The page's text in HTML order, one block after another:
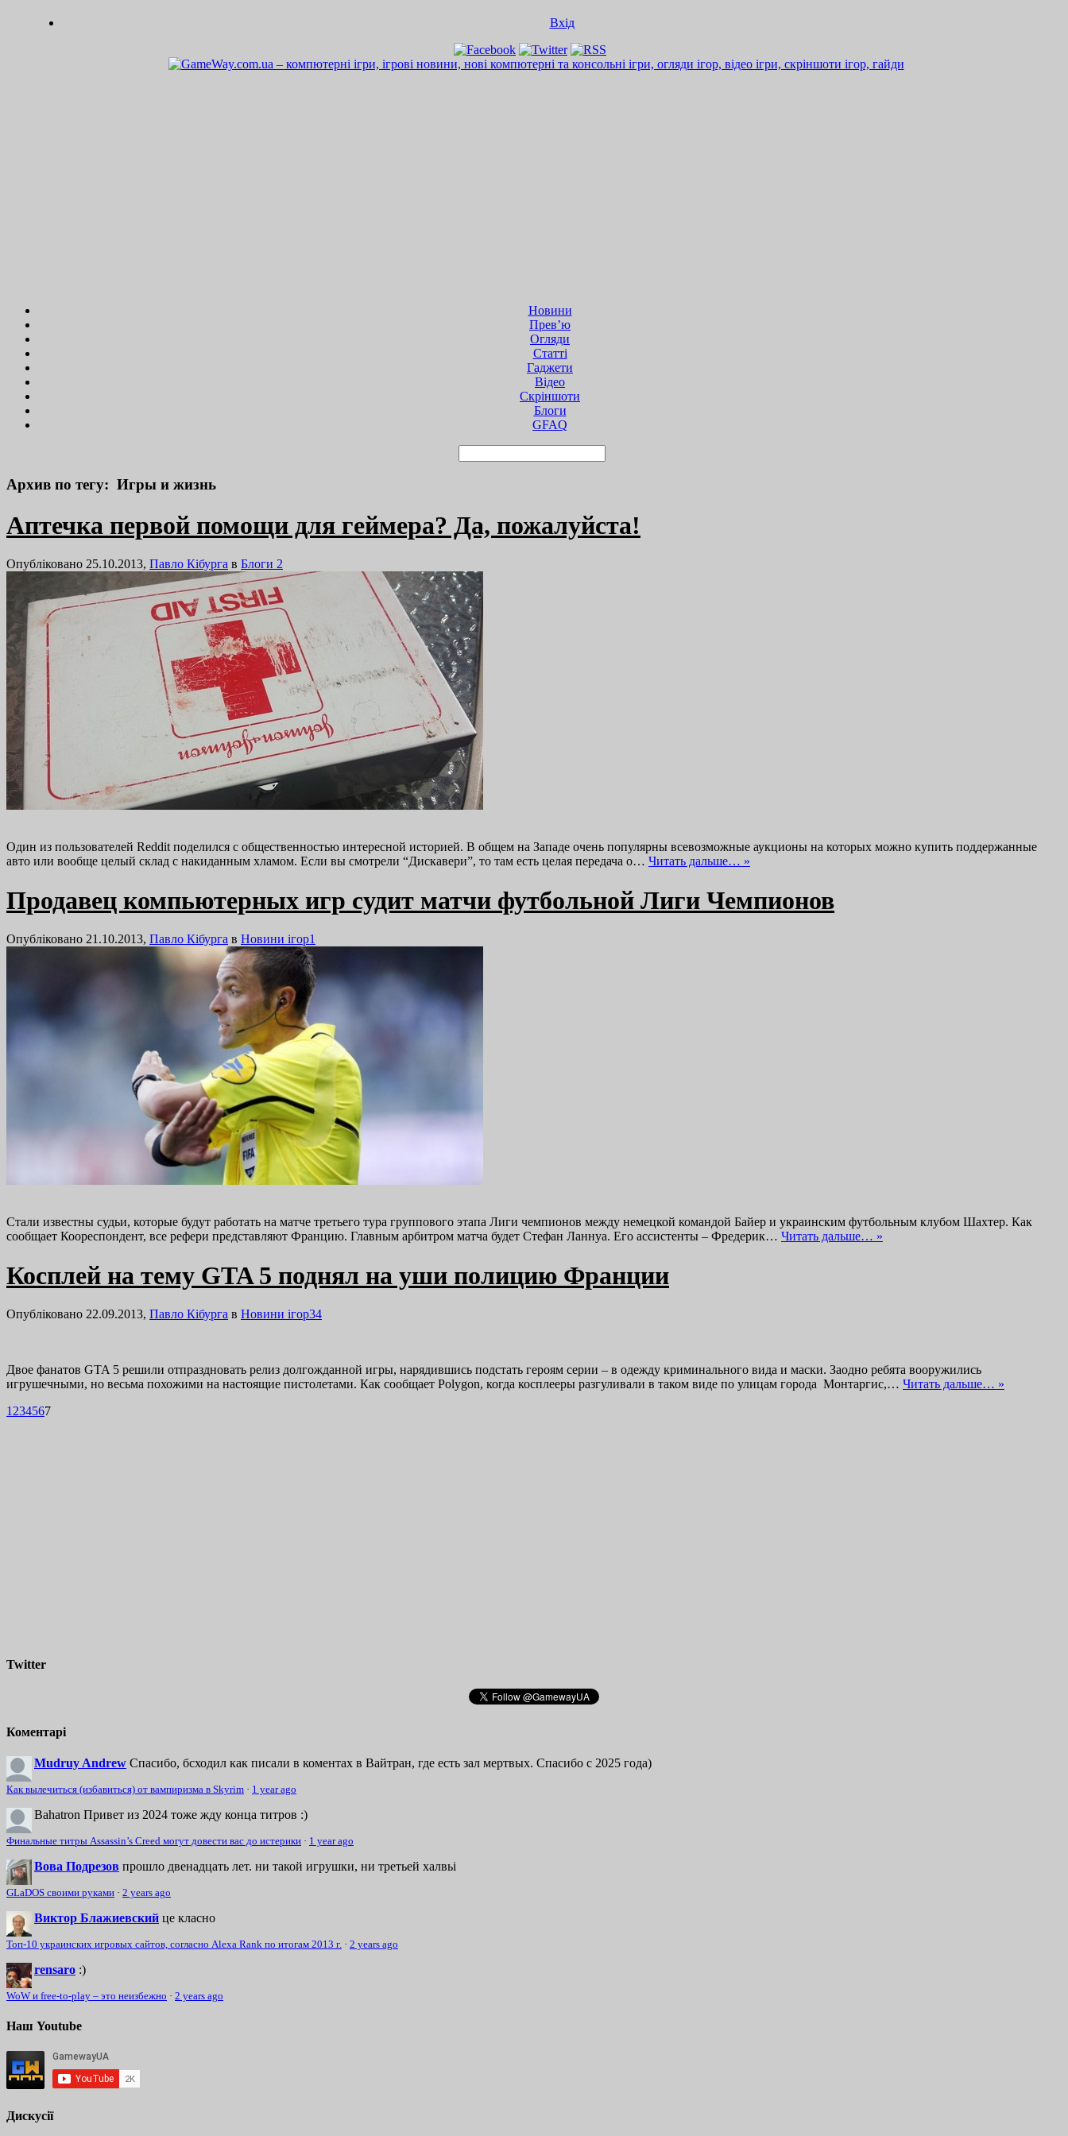
Вхід
Новини
Прев’ю
Огляди
Статті
Гаджети
Відео
Cкріншоти
Блоги
GFAQ
Архив по тегу: Игры и жизнь
Аптечка первой помощи для геймера? Да, пожалуйста!
Опубліковано 25.10.2013, Павло Кібурга в Блоги 2
Один из пользователей Reddit поделился с общественностью интересной историей. В общем на Западе очень популярны всевозможные аукционы на которых можно купить поддержанные
авто или вообще целый склад с накиданным хламом. Если вы смотрели “Дискавери”, то там есть целая передача о… Читать дальше… »
Продавец компьютерных игр судит матчи футбольной Лиги Чемпионов
Опубліковано 21.10.2013, Павло Кібурга в Новини ігор1
Стали известны судьи, которые будут работать на матче третьего тура группового этапа Лиги чемпионов между немецкой командой Байер и украинским футбольным клубом Шахтер. Как
сообщает Коореспондент, все рефери представляют Францию. Главным арбитром матча будет Стефан Ланнуа. Его ассистенты – Фредерик… Читать дальше… »
Косплей на тему GTA 5 поднял на уши полицию Франции
Опубліковано 22.09.2013, Павло Кібурга в Новини ігор34
Двое фанатов GTA 5 решили отпраздновать релиз долгожданной игры, нарядившись подстать героям серии – в одежду криминального вида и маски. Заодно ребята вооружились
игрушечными, но весьма похожими на настоящие пистолетами. Как сообщает Polygon, когда косплееры разгуливали в таком виде по улицам города Монтаргис,… Читать дальше… »
1 234567
Twitter
Коментарі
Mudruy Andrew Спасибо, бсходил как писали в коментах в Вайтран, где есть зал мертвых. Спасибо с 2025 года)
Как вылечиться (избавиться) от вампиризма в Skyrim · 1 year ago
Bahatron Привет из 2024 тоже жду конца титров :)
Финальные титры Assassin’s Creed могут довести вас до истерики · 1 year ago
Вова Подрезов прошло двенадцать лет. ни такой игрушки, ни третьей халвьі
GLaDOS своими руками · 2 years ago
Виктор Блажиевский це класно
Топ-10 украинских игровых сайтов, согласно Alexa Rank по итогам 2013 г. · 2 years ago
rensaro :)
WoW и free-to-play – это неизбежно · 2 years ago
Наш Youtube
Дискусії